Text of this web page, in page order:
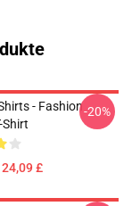
- Fashion
Shirt
£
-20%